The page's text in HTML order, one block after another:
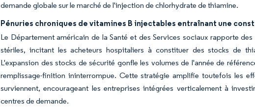
demande globale sur le marché de l'injection de chlorhydrate de thiamine.
Pénuries chroniques de vitamines B injectables entraînant une
Le Département américain de la Santé et des Services sociaux rapporte
stériles, incitant les acheteurs hospitaliers à constituer des stocks de
L'expansion des stocks de sécurité gonfle les volumes de l'année de
remplissage-finition ininterrompue. Cette stratégie amplifie toutefois les
surviennent, encourageant les entreprises intégrées verticalement à
centres de demande.